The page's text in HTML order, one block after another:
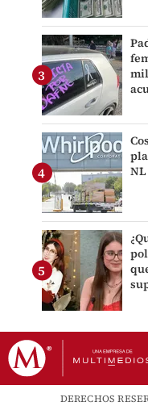
NL
DERECHOS